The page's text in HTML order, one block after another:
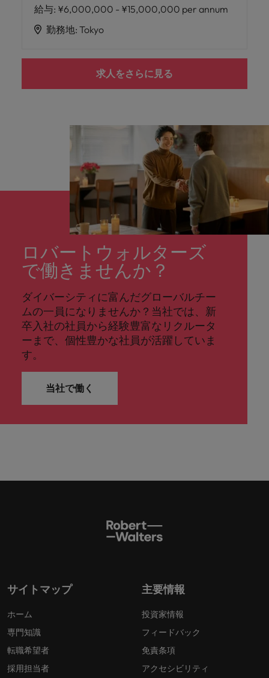
給与: ¥6,000,000 - ¥15,000,000 per annum
勤務地: Tokyo
求人をさらに見る
ロバートウォルターズ
で働きませんか？
ダイバーシティに富んだグローバルチー
ムの一員になりませんか？当社では、新
卒入社の社員から経験豊富なリクルータ
ーまで、個性豊かな社員が活躍していま
す。
当社で働く
サイトマップ
ホーム
専門知識
転職希望者
採用担当者
主要情報
投資家情報
フィードバック
免責条項
アクセシビリティ